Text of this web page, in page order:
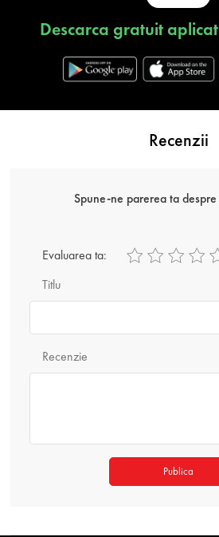
Descarca gratuit
Recenzii
Spune-ne parerea ta
Titlu
Evaluarea ta:
Recenzie
Publica